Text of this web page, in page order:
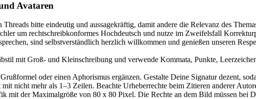
Avataren
bitte eindeutig und aussagekräftig, damit andere die Relevanz des
um rechtschreibkonformes Hochdeutsch und nutze im Zweifelsfall
sind selbstverständlich herzlich willkommen und genießen unseren
mit Groß- und Kleinschreibung und verwende Kommata, Punkte,
oder einen Aphorismus ergänzen. Gestalte Deine Signatur dezent,
nicht mehr als 1–3 Zeilen. Beachte Urheberrechte beim Zitieren anderer
mit der Maximalgröße von 80 x 80 Pixel. Die Rechte an dem Bild müssen bei